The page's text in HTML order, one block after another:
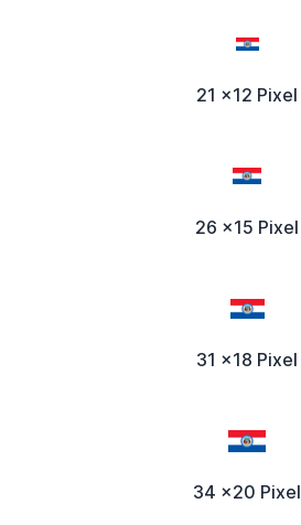
21 x12 Pixel
26 x15 Pixel
31 x18 Pixel
34 x20 Pixel